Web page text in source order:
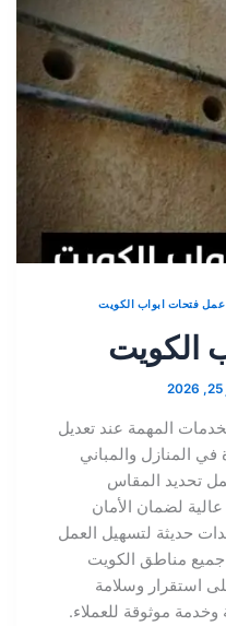
ابواب الكويت
عند تعديل
والمباني
المقاس
الأمان
لتسهيل العمل
الكويت
وسلامة
للعملاء.